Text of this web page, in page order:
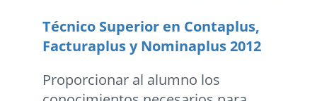
Técnico Superior en Contaplus,
Facturaplus y Nominaplus 2012
Proporcionar al alumno los